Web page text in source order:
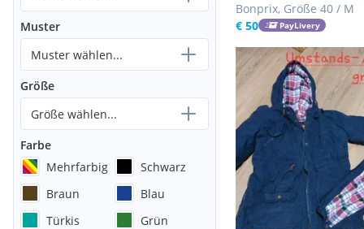
Muster
Muster wählen...
Größe
Größe wählen...
Farbe
Mehrfarbig
Schwarz
Braun
Blau
Türkis
Grün
Bonprix, Größe 40 / M
€ 50
PayLivery